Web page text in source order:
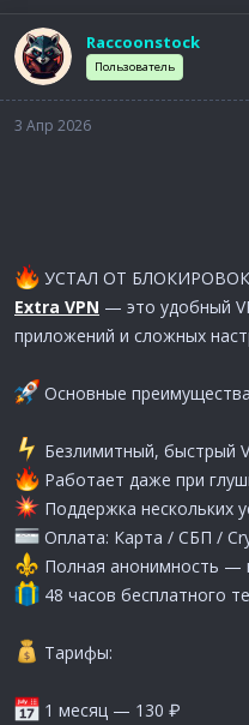
Raccoonstock
Пользователь
3 Апр 2026
УСТАЛ ОТ
Extra VPN — это удобный
приложений и сложных
Основные
Безлимитный, быстрый
Работает даже при
Поддержка нескольких
Оплата: Карта / СБП /
Полная анонимность —
48 часов бесплатного
Тарифы:
1 месяц — 130 ₽